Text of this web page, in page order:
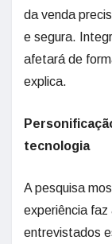
da venda
e segura.
afetará de
explica.
tecnologia
A pesquisa
experiência faz
entrevistados